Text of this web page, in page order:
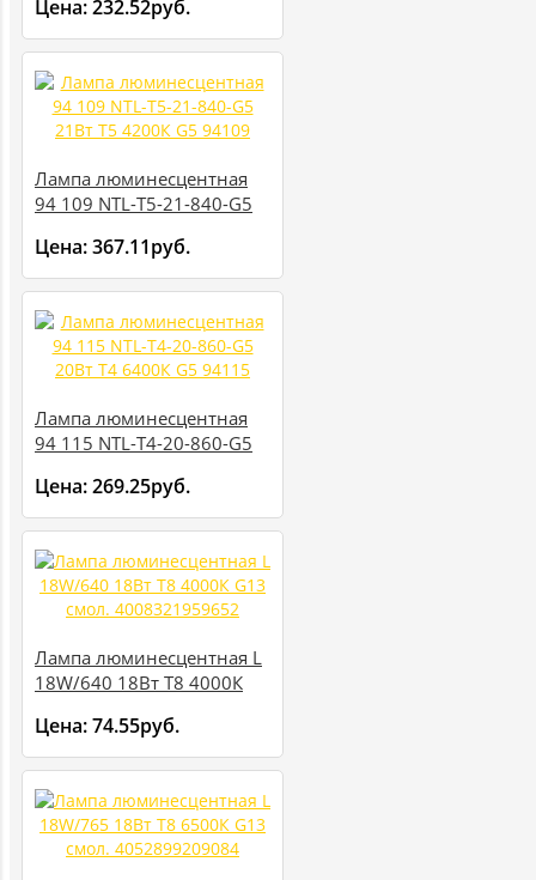
Цена:232.52руб.
Лампа люминесцентная
94 109 NTL-T5-21-840-G5
Цена:367.11руб.
Лампа люминесцентная
94 115 NTL-T4-20-860-G5
Цена:269.25руб.
Лампа люминесцентная L
18W/640 18Вт T8 4000К
Цена:74.55руб.